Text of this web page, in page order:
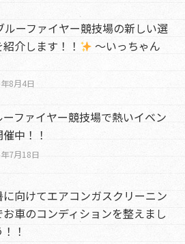
ルーファイヤー競技場の新しい選
介します！！
～いっちゃん
8月4日
ーファイヤー競技場で熱いイベン
中！！
7月18日
に向けてエアコンガスクリーニン
お車のコンディションを整えまし
！